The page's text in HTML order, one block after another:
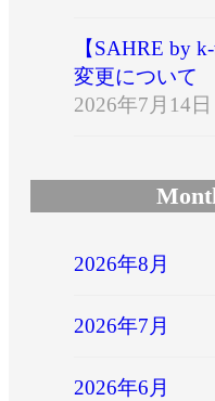
【SAHRE by
変更について
2026年7月14日
2026年8月
2026年7月
2026年6月